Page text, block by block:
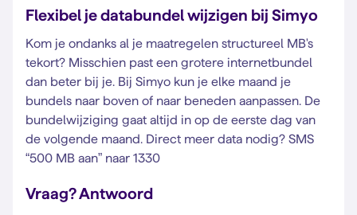
Flexibel je databundel wijzigen bij Simyo
Kom je ondanks al je maatregelen structureel MB's
tekort? Misschien past een grotere internetbundel
dan beter bij je. Bij Simyo kun je elke maand je
bundels naar boven of naar beneden aanpassen. De
bundelwijziging gaat altijd in op de eerste dag van
de volgende maand. Direct meer data nodig? SMS
“500 MB aan” naar 1330
Vraag? Antwoord